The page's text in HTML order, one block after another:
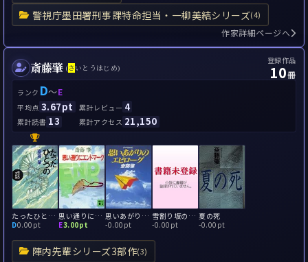
警視庁墨田署刑事課特命担当・一柳美結シリーズ(4)
作家詳細ページへ
斎藤肇 (さ いとうはじめ)
登録作品
10冊
ランク D～E
平均点 3.67pt 累計レビュー 4
累計読書 13 累計アクセス 21,150
陣内先輩シリーズ3部作(3)
たったひとつの 浦川氏の事件簿
D0.00pt
思い通りにエンドマーク
E3.00pt
思いあがりのエピローグ
-0.00pt
雪割り坂の殺人 思い出せないプロローグ
-0.00pt
夏の死
-0.00pt